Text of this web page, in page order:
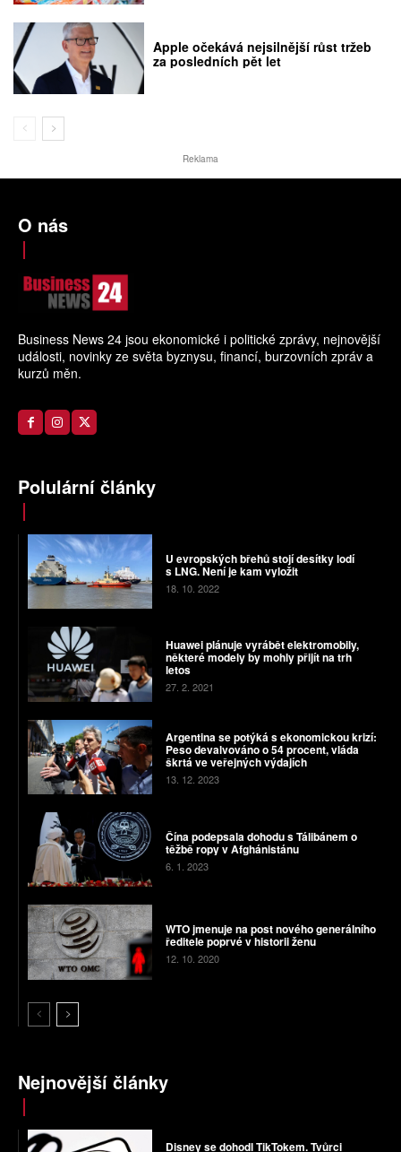
Apple očekává nejsilnější růst tržeb
za posledních pět let
Reklama
O nás
Business News 24 jsou ekonomické i politické zprávy, nejnovější
události, novinky ze světa byznysu, financí, burzovních zpráv a
kurzů měn.
Polulární články
U evropských břehů stojí desítky lodí
s LNG. Není je kam vyložit
18. 10. 2022
Huawei plánuje vyrábět elektromobily,
některé modely by mohly přijít na trh
letos
27. 2. 2021
Argentina se potýká s ekonomickou krizí:
Peso devalvováno o 54 procent, vláda
škrtá ve veřejných výdajích
13. 12. 2023
Čína podepsala dohodu s Tálibánem o
těžbě ropy v Afghánistánu
6. 1. 2023
WTO jmenuje na post nového generálního
ředitele poprvé v historii ženu
12. 10. 2020
Nejnovější články
Disney se dohodl TikTokem. Tvůrci